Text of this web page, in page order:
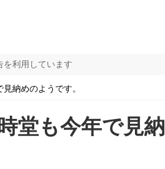
を利用しています
納めのようです。
堂も今年で見納